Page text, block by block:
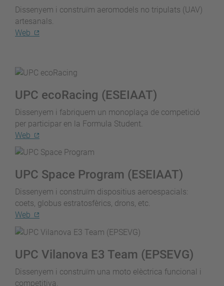
Dissenyem i construïm aeromodels no tripulats (UAV)
artesanals.
Web
UPC ecoRacing (ESEIAAT)
Dissenyem i fabriquem un monoplaça de competició
per participar en la Formula Student.
Web
UPC Space Program (ESEIAAT)
Dissenyem i construïm dispositius aeroespacials:
coets, globus estratosfèrics, drons, etc.
Web
UPC Vilanova E3 Team (EPSEVG)
Dissenyem i construïm una moto elèctrica funcional i
competitiva.